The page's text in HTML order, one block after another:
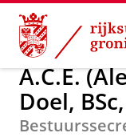
Skip
Content
Skip
Navigation
A.C.E.
Doel,